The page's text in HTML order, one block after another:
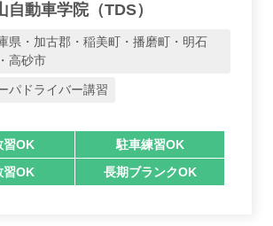
自動車学院（TDS）
県・加古郡・稲美町・播磨町・明石
高砂市
パドライバー講習
習OK
駐車練習OK
習OK
長期ブランクOK